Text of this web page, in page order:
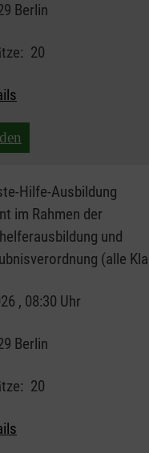
Berlin
20
Hilfe-Ausbildung
im Rahmen der
und
(alle
, 08:30 Uhr
Berlin
20